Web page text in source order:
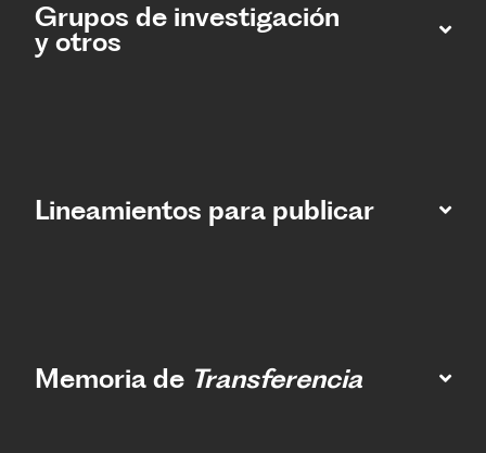
Grupos de investigación
y otros
Lineamientos para publicar
Memoria de Transferencia